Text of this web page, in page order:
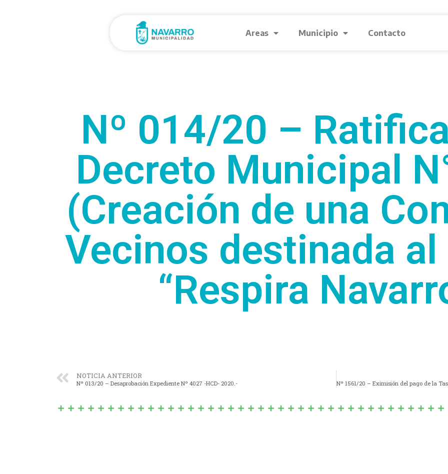
Areas Municipio Contacto
Nº 014/20 –
Decreto Municipal
(Creación de una
Vecinos destinada
“Respira
NOTICIA ANTERIOR
Nº 013/20 – Desaprobación Expediente Nº 4027 -HCD- 2020.-